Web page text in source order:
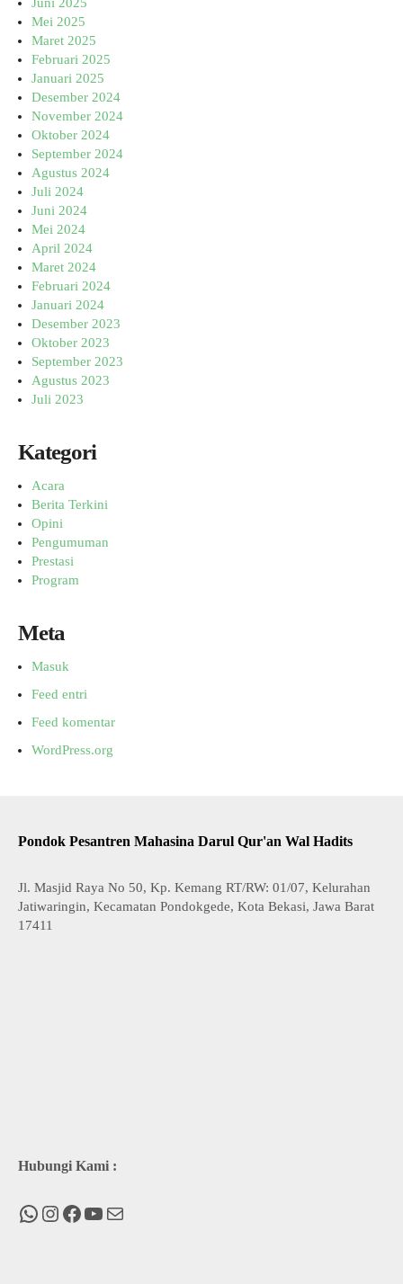
Mei 2025
Maret 2025
Februari 2025
Januari 2025
Desember 2024
November 2024
Oktober 2024
September 2024
Agustus 2024
Juli 2024
Juni 2024
Mei 2024
April 2024
Maret 2024
Februari 2024
Januari 2024
Desember 2023
Oktober 2023
September 2023
Agustus 2023
Juli 2023
Kategori
Acara
Berita Terkini
Opini
Pengumuman
Prestasi
Program
Meta
Masuk
Feed entri
Feed komentar
WordPress.org
Pondok Pesantren Mahasina Darul Qur'an Wal Hadits
Jl. Masjid Raya No 50, Kp. Kemang RT/RW: 01/07, Kelurahan
Jatiwaringin, Kecamatan Pondokgede, Kota Bekasi, Jawa Barat
17411
Hubungi Kami :
WhatsApp
Instagram
Facebook
You Tube
Mail